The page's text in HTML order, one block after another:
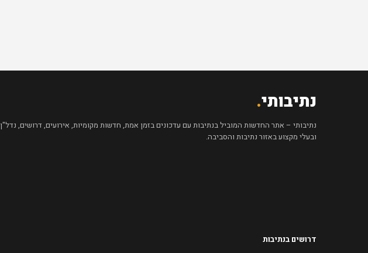
נתיבותי.
נתיבותי – אתר החדשות המוביל בנתיבות עם עדכונים בזמן אמת, חדשות מקומיות, אירועים, דרושים, נדל"ן
ובעלי מקצוע באזור נתיבות והסביבה.
דרושים בנתיבות